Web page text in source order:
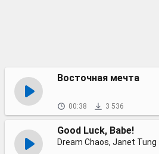
Восточная мечта
00:38 3 536
Good Luck, Babe!
Dream Chaos, Janet Tung